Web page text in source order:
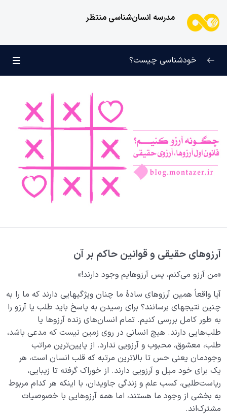
مدرسه انسان‌شناسی منتظر
0/11
کودک عزیز روان
انسان و میل بی‌نهایت 0/12
چرا انسان موجودی بی نهایت طلب است و معنای بی
خواهد داشت؟
آرزو چیست؟ 5 روش تأثیرگذار در آرزو کردن
ندانستن رابطه قوانین خلقت جهان با آرزوها چه آسیبی به
ما می زند؟
چگونه آرزو کنیم؟ | قانون اول آرزوها، آرزوهای حقیقی
آرزوهای دوست داشتنی ، معرفی قانون دوم آرزوها
آرزوهای دست یافتنی و ظرفیت های من
بهترین آرزو چیست؛ مهم‌ترین قانون شناخت آرزوها کدام
است؟
خودشناسی چیست؟
آرزوهای حقیقی و قوانین حاکم بر آن
«من آرزو می‌کنم، پس آرزوهایم وجود دارند!»
آیا واقعاً همین آرزوهای سادۀ ما چنان ویژگی­هایی دارند که ما را به
چنین نتیجه­ای برسانند؟ برای رسیدن به پاسخ باید طلب یا آرزو را
به طور کامل بررسی کنیم. تمام انسان‌های زنده آرزوها یا
طلب‌هایی دارند. هیچ انسانی در روی زمین نیست که مدعی باشد،
طلب، معشوق، محبوب و آرزویی ندارد. از پایین‌ترین مراتب
وجودمان یعنی حس تا بالاترین مرتبه که قلب انسان است، هر
یک برای خود میل و آرزویی دارند. از خوراک گرفته تا زیبایی،
ریاست‌طلبی، کسب علم و زندگی جاویدان، با اینکه هر کدام مربوط
به بخشی از وجود ما هستند، اما همه آرزوهایی با خصوصیات
مشترک‌اند.